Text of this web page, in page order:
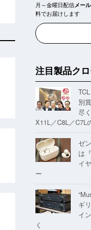
月～金曜日配信メー
料でお届けします
注目製品ク
別
尽
X11L／C8L／C7L
ゼ
は
イ
ー
ギ
イ
く